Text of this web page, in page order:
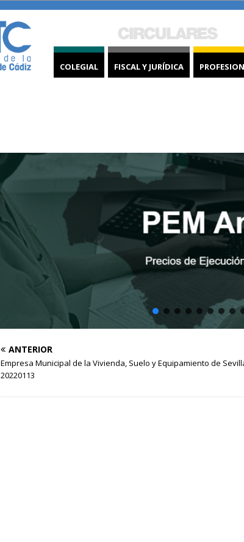
COLEGIAL FISCAL Y JURÍDICA
ANTERIOR
Empresa Municipal de la Vivienda, Suelo y Equipamiento de Sevilla
20220113